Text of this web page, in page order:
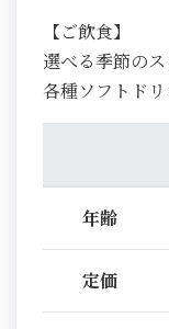
【ご飲食】
選べる季節のス
各種ソフトド
年齢
定価